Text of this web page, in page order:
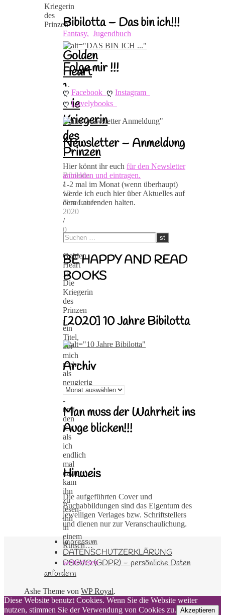
Fantasy, Jugendbuch
Golden
Heart
1:
Die
Kriegerin
des
Prinzen
Bibilotta
/
12.
November
2020
/
0
Kommentare
Golden
Heart
1:
Die
Kriegerin
des
Prinzen
-
ein
Titel,
der
mich
mehr
als
neugierig
machte
-
und
den
ich,
als
ich
endlich
mal
dazu
kam
ihn
zu
lesen-
ihn
in
einem
Rutsch…
weiterlesen
Bibilotta – Das bin ich!!!
Folge mir !!!
ღ Facebook ღ Instagram
ღ Lovelybooks
Newsletter – Anmeldung
Hier könnt ihr euch für den Newsletter
anmelden und eintragen.
1-2 mal im Monat (wenn überhaupt)
werde ich euch hier über Aktuelles auf
dem Laufenden halten.
BE HAPPY AND READ
BOOKS
[2020] 10 Jahre Bibilotta
Archiv
Archiv
Man muss der Wahrheit ins
Auge blicken!!!
Hinweis
Die aufgeführten Cover und
Buchabbildungen sind das Eigentum des
jeweiligen Verlages bzw. Schriftstellers
und dienen nur zur Veranschaulichung.
Impressum
DATENSCHUTZERKLÄRUNG
DSGVO (GDPR) – persönliche Daten
anfordern
Ashe Theme von WP Royal.
Diese Website benutzt Cookies. Wenn Sie die Website weiter
nutzen, stimmen Sie der Verwendung von Cookies zu. Akzeptieren